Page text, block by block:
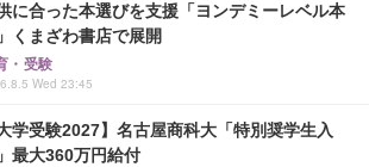
に合った本選びを支援「ヨンデミーレベル本
くまざわ書店で展開
・受験
Wed 23:45
大学受験2027】名古屋商科大「特別奨学生入
最大360万円給付